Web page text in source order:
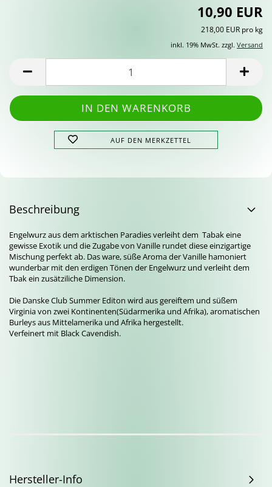
10,90 EUR
218,00 EUR pro kg
inkl. 19% MwSt. zzgl. Versand
AUF DEN MERKZETTEL
Beschreibung
Engelwurz aus dem arktischen Paradies verleiht dem Tabak eine
gewisse Exotik und die Zugabe von Vanille rundet diese einzigartige
Mischung perfekt ab. Das ware, süße Aroma der Vanille hamoniert
wunderbar mit den erdigen Tönen der Engelwurz und verleiht dem
Tbak ein zusätziliche Dimension.
Die Danske Club Summer Editon wird aus gereiftem und süßem
Virginia von zwei Kontinenten(Südarmerika und Afrika), aromatischen
Burleys aus Mittelamerika und Afrika hergestellt.
Verfeinert mit Black Cavendish.
Hersteller-Info